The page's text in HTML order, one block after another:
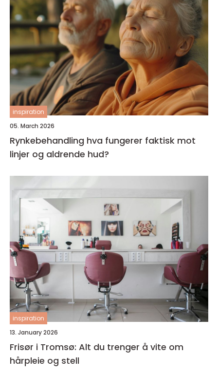
inspiration
05. March 2026
Rynkebehandling hva fungerer faktisk mot
linjer og aldrende hud?
inspiration
13. January 2026
Frisør i Tromsø: Alt du trenger å vite om
hårpleie og stell